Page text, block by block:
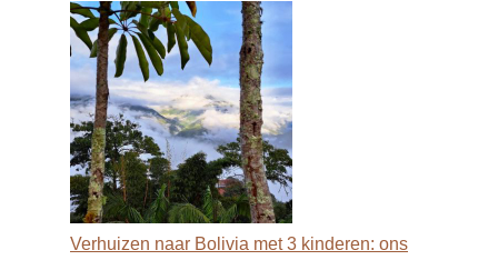
Verhuizen naar Bolivia met 3 kinderen: ons